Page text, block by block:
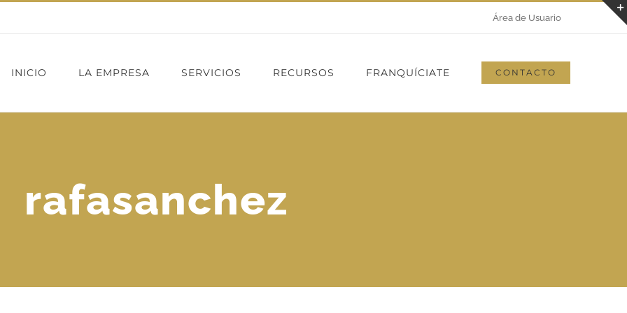
Área de Usuario
INICIO LA EMPRESA SERVICIOS RECURSOS FRANQUÍCIATE CONTACTO
rafasanchez